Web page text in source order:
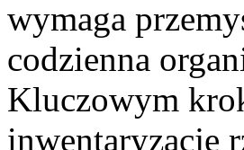
wymaga
codzienna
Kluczowym
inwentaryzację